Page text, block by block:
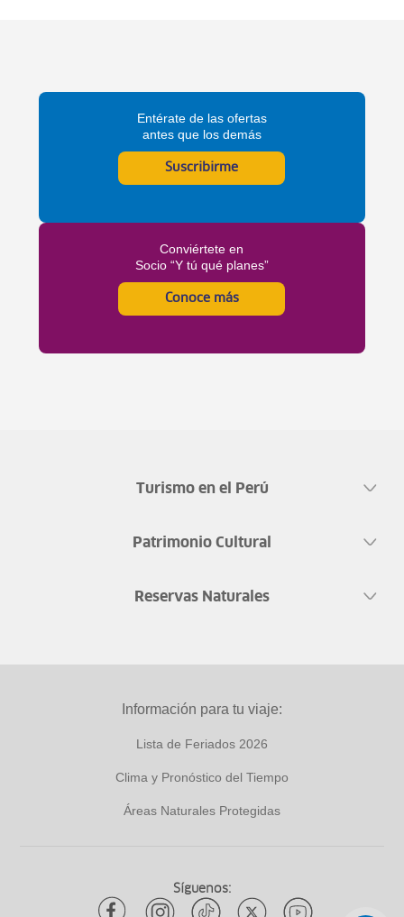
Entérate de las ofertas
antes que los demás
Suscribirme
Conviértete en
Socio “Y tú qué planes”
Conoce más
Turismo en el Perú
Patrimonio Cultural
Reservas Naturales
Información para tu viaje:
Lista de Feriados 2026
Clima y Pronóstico del Tiempo
Áreas Naturales Protegidas
Síguenos: